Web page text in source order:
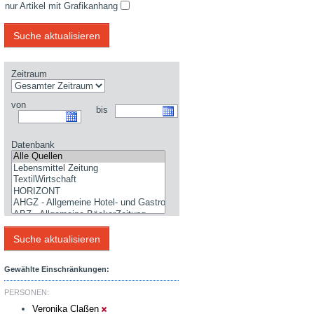
nur Artikel mit Grafikanhang
Zeitraum
von bis
Datenbank
Gewählte Einschränkungen:
PERSONEN:
Veronika Claßen